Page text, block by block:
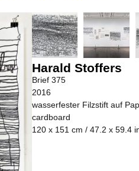
Harald Stoffers
Brief 375
2016
wasserfester Filzstift auf
cardboard
120 x 151 cm / 47.2 x 59.4